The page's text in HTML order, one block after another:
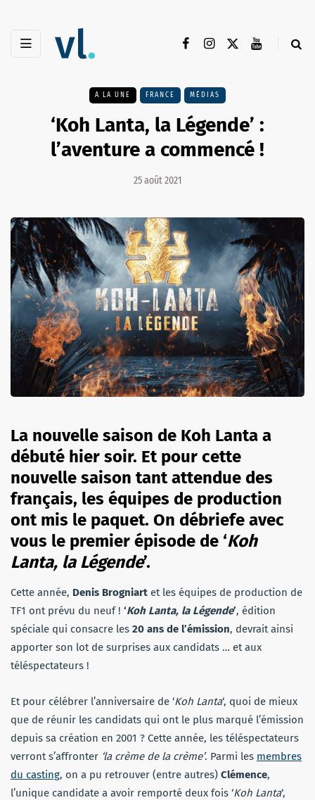
A LA UNE FRANCE MÉDIAS
‘Koh Lanta, la Légende’ :
l’aventure a commencé !
25 août 2021
La nouvelle saison de Koh Lanta a
débuté hier soir. Et pour cette
nouvelle saison tant attendue des
français, les équipes de production
ont mis le paquet. On débriefe avec
vous le premier épisode de ‘Koh
Lanta, la Légende’.
Cette année, Denis Brogniart et les équipes de production de
TF1 ont prévu du neuf ! ‘Koh Lanta, la Légende’, édition
spéciale qui consacre les 20 ans de l’émission, devrait ainsi
apporter son lot de surprises aux candidats … et aux
téléspectateurs !
Et pour célébrer l’anniversaire de ‘Koh Lanta‘, quoi de mieux
que de réunir les candidats qui ont le plus marqué l’émission
depuis sa création en 2001 ? Cette année, les téléspectateurs
verront s’affronter ‘la crème de la crème’. Parmi les membres
du casting, on a pu retrouver (entre autres) Clémence,
l’unique candidate a avoir remporté deux fois ‘Koh Lanta‘,